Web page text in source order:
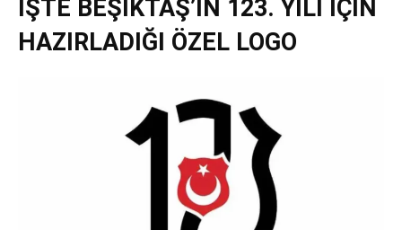
İŞTE BEŞİKTAŞ’IN 123. YILI İÇİN
HAZIRLADIĞI ÖZEL LOGO